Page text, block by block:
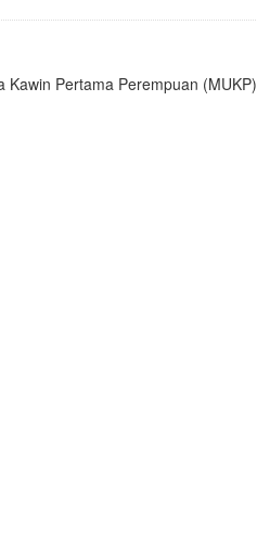
Pertama Perempuan (MUKP)